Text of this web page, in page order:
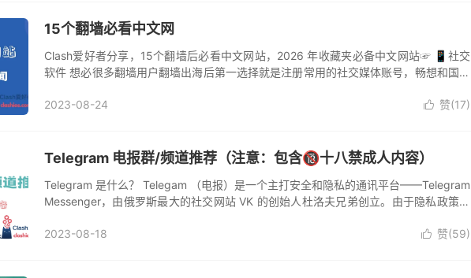
15个翻墙必看中文网
Clash爱好者分享，15个翻墙后必看中文网站，2026 年收藏夹必备中文网站☞ 📱社交
软件 想必很多翻墙用户翻墙出海后第一选择就是注册常用的社交媒体账号，畅想和国外
 赞(17)
2023-08-24
Telegram 电报群/频道推荐（注意：包含🔞十八禁成人内容）
Telegram 是什么？ Telegam （电报）是一个主打安全和隐私的通讯平台——Telegram
Messenger，由俄罗斯最大的社交网站 VK 的创始人杜洛夫兄弟创立。由于隐私政策良
 赞(59)
2023-08-18